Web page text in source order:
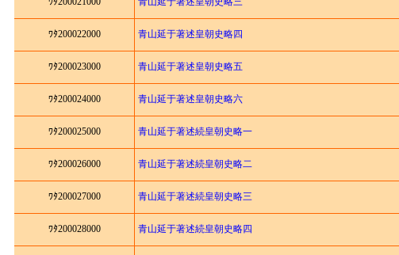
ﾜﾀ200022000 青山延于著述皇朝史略四
ﾜﾀ200023000 青山延于著述皇朝史略五
ﾜﾀ200024000 青山延于著述皇朝史略六
ﾜﾀ200025000 青山延于著述続皇朝史略一
ﾜﾀ200026000 青山延于著述続皇朝史略二
ﾜﾀ200027000 青山延于著述続皇朝史略三
ﾜﾀ200028000 青山延于著述続皇朝史略四